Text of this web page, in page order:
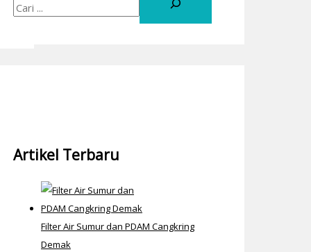
Artikel Terbaru
Filter Air Sumur dan PDAM Cangkring
Demak